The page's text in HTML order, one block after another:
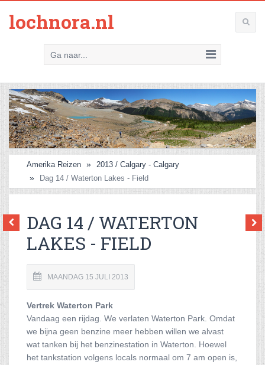
lochnora.nl
Ga naar...
Amerika Reizen
2013 / Calgary - Calgary
Dag 14 / Waterton Lakes - Field
DAG 14 / WATERTON
LAKES - FIELD
MAANDAG 15 JULI 2013
Vertrek Waterton Park
Vandaag een rijdag. We verlaten Waterton Park. Omdat
we bijna geen benzine meer hebben willen we alvast
wat tanken bij het benzinestation in Waterton. Hoewel
het tankstation volgens locals normaal om 7 am open is,